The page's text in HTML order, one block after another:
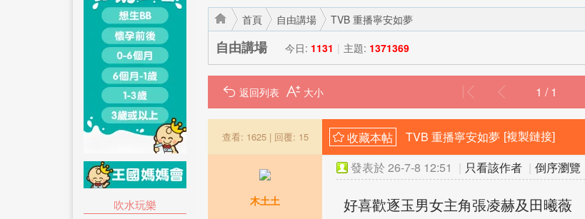
吹水玩樂
首頁
›
自由講場 TVB 重播寧安如夢
自由講場 今日: 1131 | 主題: 1371369
返回列表 1 / 1
查看: 1625| 回覆: 15 TVB 重播寧安如夢 [複製鏈接]
木土土
發表於 26-7-8 12:51 | 只看該作者 | 倒序瀏覽
好喜歡逐玉男女主角張凌赫及田曦薇